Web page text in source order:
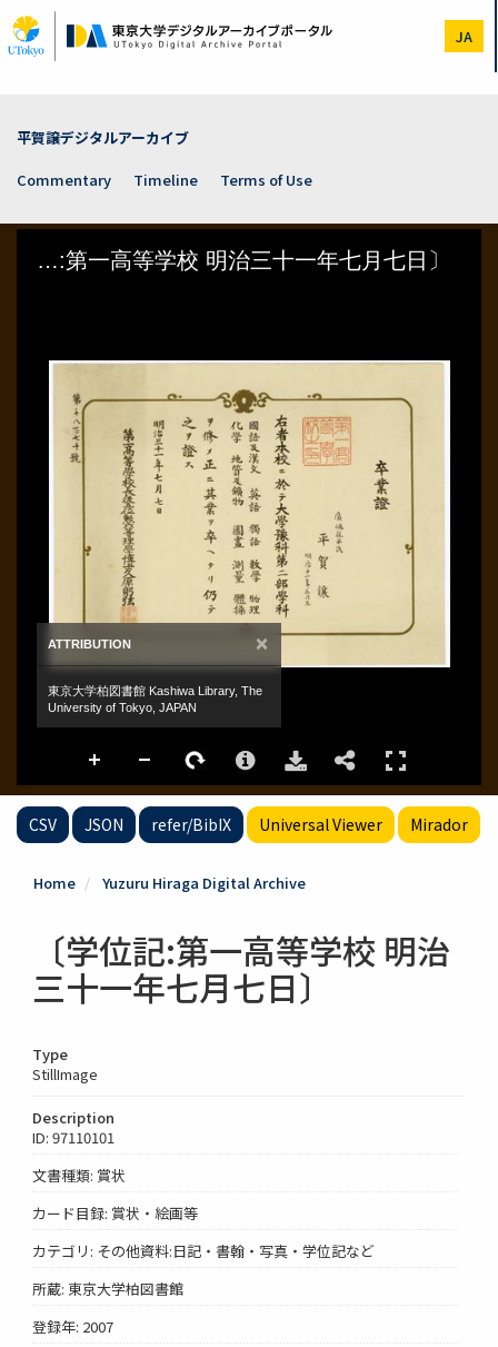
to
main
JA
平賀譲デジタルアーカイブ
Commentary
Timeline Terms of Use
CSV JSON refer/BibIX Universal Viewer Mirador
Home Yuzuru Hiraga Digital Archive
〔学位記:第一高等学校 明治
三十一年七月七日〕
Type
StillImage
Description
ID: 97110101
文書種類: 賞状
カード目録: 賞状・絵画等
カテゴリ: その他資料:日記・書翰・写真・学位記など
所蔵: 東京大学柏図書館
登録年: 2007